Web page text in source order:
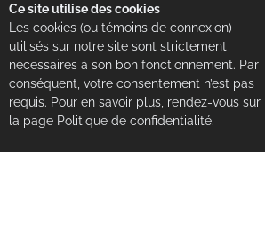
Ce site utilise des cookies
Les cookies (ou témoins de connexion)
utilisés sur notre site sont strictement
nécessaires à son bon fonctionnement. Par
conséquent, votre consentement n’est pas
requis. Pour en savoir plus, rendez-vous sur
la page Politique de confidentialité.